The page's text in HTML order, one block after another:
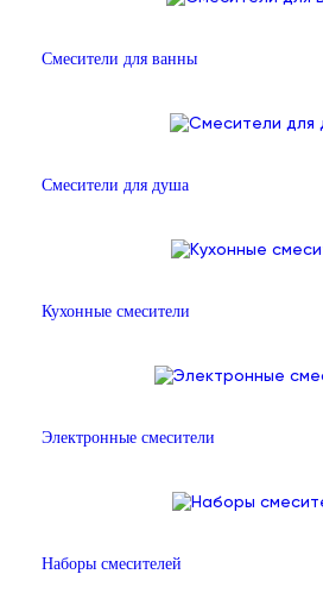
Смесители для ванны
Смесители для душа
Кухонные смесители
Электронные смесители
Наборы смесителей